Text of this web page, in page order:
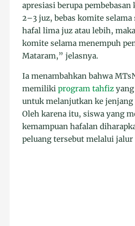
apresiasi berupa
2–3 juz, bebas komite selama
hafal lima juz atau lebih,
komite selama menempuh
Mataram,” jelasnya.
Ia menambahkan bahwa
memilikiprogram tahfiz
untuk melanjutkan ke
Oleh karena itu, siswa yang
kemampuan hafalan
peluang tersebut melalui